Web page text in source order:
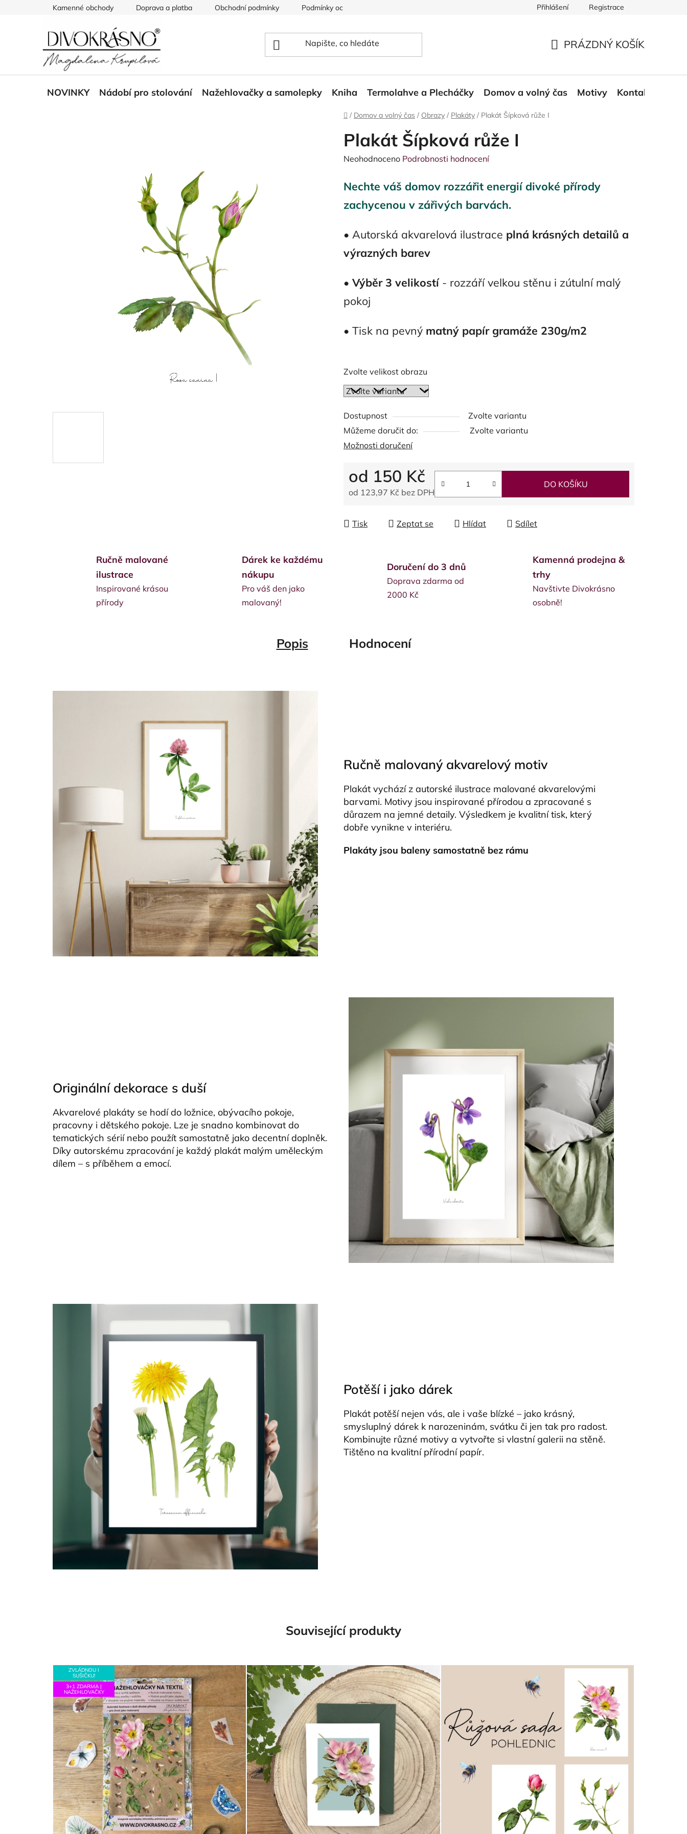
Kamenné obchody Doprava a platba Obchodní podmínky Podmínky ochrany osobních údajů Reklamace a odstoupení od smlouvy Moje objednávka
Přihlášení Registrace
PRÁZDNÝ KOŠÍK
NOVINKY Nádobí pro stolování Nažehlovačky a samolepky Kniha Termolahve a Plecháčky Domov a volný čas Motivy Kontakt
Domů
/ Domov a volný čas / Obrazy / Plakáty / Plakát Šípková růže I
Plakát Šípková růže I
Průměrné
produktu
5
hvězdiček.
Neohodnoceno Podrobnosti hodnocení
Nechte váš domov rozzářit energií divoké přírody
zachycenou v zářivých barvách.
• Autorská akvarelová ilustrace plná krásných detailů a
výrazných barev
• Výběr 3 velikostí- rozzáří velkou stěnu i zútulní malý
pokoj
• Tisk na pevný matný papír gramáže 230g/m2
Zvolte velikost obrazu
Dostupnost
Zvolte variantu
Můžeme doručit do:
Zvolte variantu
Možnosti doručení
od 150 Kč
od 123,97 Kč bez DPH
DO KOŠÍKU
Tisk Zeptat se Hlídat Sdílet
Ručně malované
ilustrace
Inspirované krásou
přírody
Dárek ke každému
nákupu
Pro váš den jako
malovaný!
Doručení do 3 dnů
Doprava zdarma od
2000 Kč
Kamenná prodejna &
trhy
Navštivte Divokrásno
osobně!
Popis Hodnocení
Ručně malovaný akvarelový motiv
Plakát vychází z autorské ilustrace malované akvarelovými
barvami. Motivy jsou inspirované přírodou a zpracované s
důrazem na jemné detaily. Výsledkem je kvalitní tisk, který
dobře vynikne v interiéru.
Plakáty jsou baleny samostatně bez rámu
Originální dekorace s duší
Akvarelové plakáty se hodí do ložnice, obývacího pokoje,
pracovny i dětského pokoje. Lze je snadno kombinovat do
tematických sérií nebo použít samostatně jako decentní doplněk.
Díky autorskému zpracování je každý plakát malým uměleckým
dílem – s příběhem a emocí.
Potěší i jako dárek
Plakát potěší nejen vás, ale i vaše blízké – jako krásný,
smysluplný dárek k narozeninám, svátku či jen tak pro radost.
Kombinujte různé motivy a vytvořte si vlastní galerii na stěně.
Tištěno na kvalitní přírodní papír.
Související produkty
ZVLÁDNOU I
SUŠIČKU!
3+1 ZDARMA |
NAŽEHLOVAČKY